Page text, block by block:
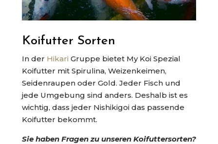
Koifutter Sorten
In der Hikari Gruppe bietet My Koi Spezial
Koifutter mit Spirulina, Weizenkeimen,
Seidenraupen oder Gold. Jeder Fisch und
jede Umgebung sind anders. Deshalb ist es
wichtig, dass jeder Nishikigoi das passende
Koifutter bekommt.
Sie haben Fragen zu unseren Koifuttersorten?